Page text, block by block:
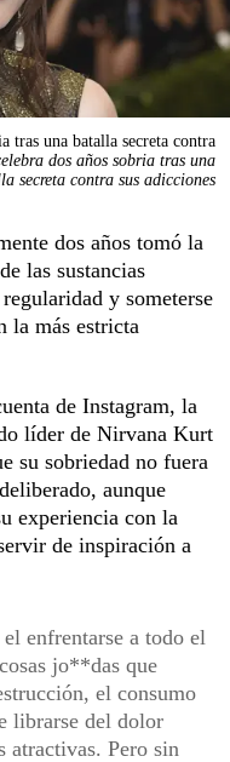
tras una batalla secreta contra
dos años sobria tras una
secreta contra sus adicciones
dos años tomó la
las sustancias
y someterse
la más estricta
de Instagram, la
líder de Nirvana Kurt
su sobriedad no fuera
aunque
experiencia con la
de inspiración a
enfrentarse a todo el
jo**das que
el consumo
librarse del dolor
atractivas. Pero sin